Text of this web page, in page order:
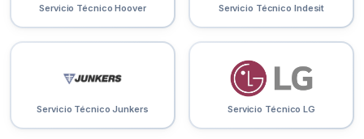
Servicio Técnico Hoover Servicio Técnico Indesit
Servicio Técnico Junkers Servicio Técnico LG